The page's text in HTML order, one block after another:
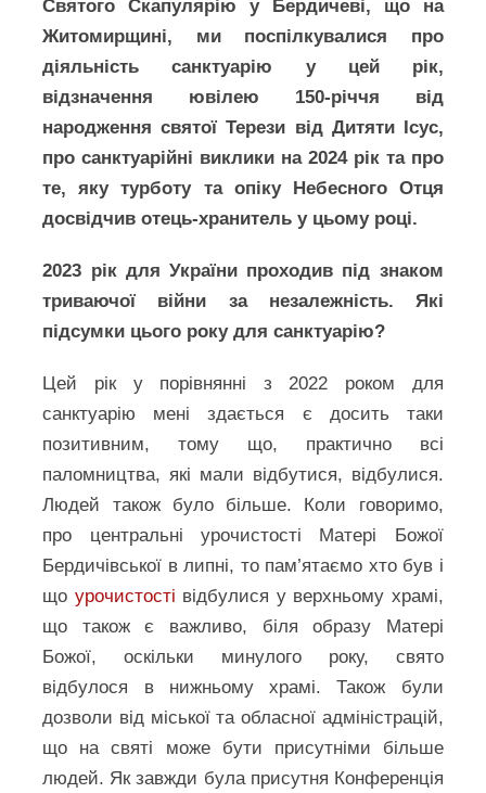
Святого Скапулярію у Бердичеві, що на
Житомирщині, ми поспілкувалися про
діяльність санктуарію у цей рік,
відзначення ювілею 150-річчя від
народження святої Терези від Дитяти Ісус,
про санктуарійні виклики на 2024 рік та про
те, яку турботу та опіку Небесного Отця
досвідчив отець-хранитель у цьому році.
2023 рік для України проходив під знаком
триваючої війни за незалежність. Які
підсумки цього року для санктуарію?
Цей рік у порівнянні з 2022 роком для
санктуарію мені здається є досить таки
позитивним, тому що, практично всі
паломництва, які мали відбутися, відбулися.
Людей також було більше. Коли говоримо,
про центральні урочистості Матері Божої
Бердичівської в липні, то пам’ятаємо хто був і
що урочистості відбулися у верхньому храмі,
що також є важливо, біля образу Матері
Божої, оскільки минулого року, свято
відбулося в нижньому храмі. Також були
дозволи від міської та обласної адміністрацій,
що на святі може бути присутніми більше
людей. Як завжди була присутня Конференція